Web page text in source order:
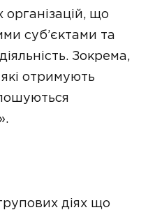
організацій, що
суб’єктами та
Зокрема,
які отримують
діях що